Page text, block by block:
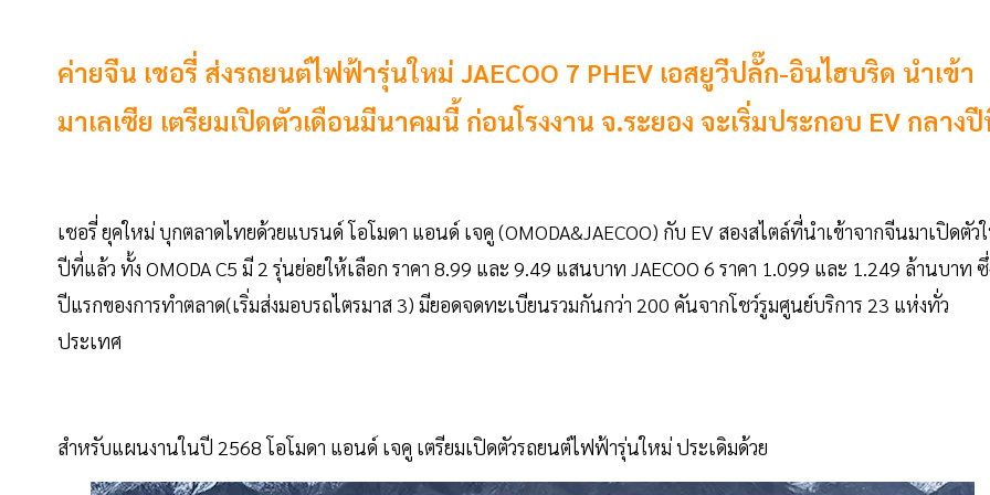
ค่ายจีน เชอรี่ ส่งรถยนต์ไฟฟ้ารุ่นใหม่ JAECOO 7 PHEV เอสยูวีปลั๊ก-อินไฮบริด นำเข้า
มาเลเซีย เตรียมเปิดตัวเดือนมีนาคมนี้ ก่อนโรงงาน จ.ระยอง จะเริ่มประกอบ EV กลาง
เชอรี่ ยุคใหม่ บุกตลาดไทยด้วยแบรนด์ โอโมดา แอนด์ เจคู (OMODA&JAECOO) กับ EV สองสไตล์ที่นำเข้าจากจีนมาเปิดตัว
ปีที่แล้ว ทั้ง OMODA C5 มี 2 รุ่นย่อยให้เลือก ราคา 8.99 และ 9.49 แสนบาท JAECOO 6 ราคา 1.099 และ 1.249 ล้านบาท ซึ่
ปีแรกของการทำตลาด(เริ่มส่งมอบรถไตรมาส 3) มียอดจดทะเบียนรวมกันกว่า 200 คันจากโชว์รูมศูนย์บริการ 23 แห่งทั่ว
ประเทศ
สำหรับแผนงานในปี 2568 โอโมดา แอนด์ เจคู เตรียมเปิดตัวรถยนต์ไฟฟ้ารุ่นใหม่ ประเดิมด้วย